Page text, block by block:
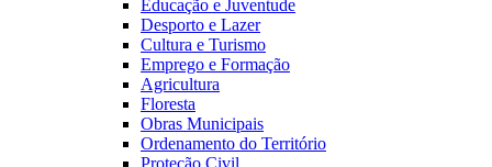
Educação e Juventude
Desporto e Lazer
Cultura e Turismo
Emprego e Formação
Agricultura
Floresta
Obras Municipais
Ordenamento do Território
Proteção Civil